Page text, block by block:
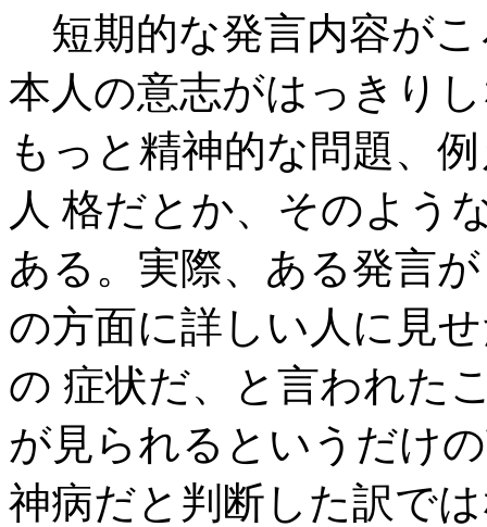
短期的な発言内容が
本人の意志がはっきり
もっと精神的な問題、
人 格だとか、そのよう
ある。実際、ある発言
の方面に詳しい人に見
の 症状だ、と言われた
が見られるというだけ
神病だと判断した訳で